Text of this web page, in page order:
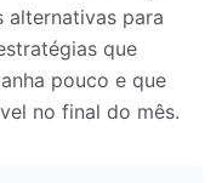
alternativas para
que
pouco e que
no final do mês.